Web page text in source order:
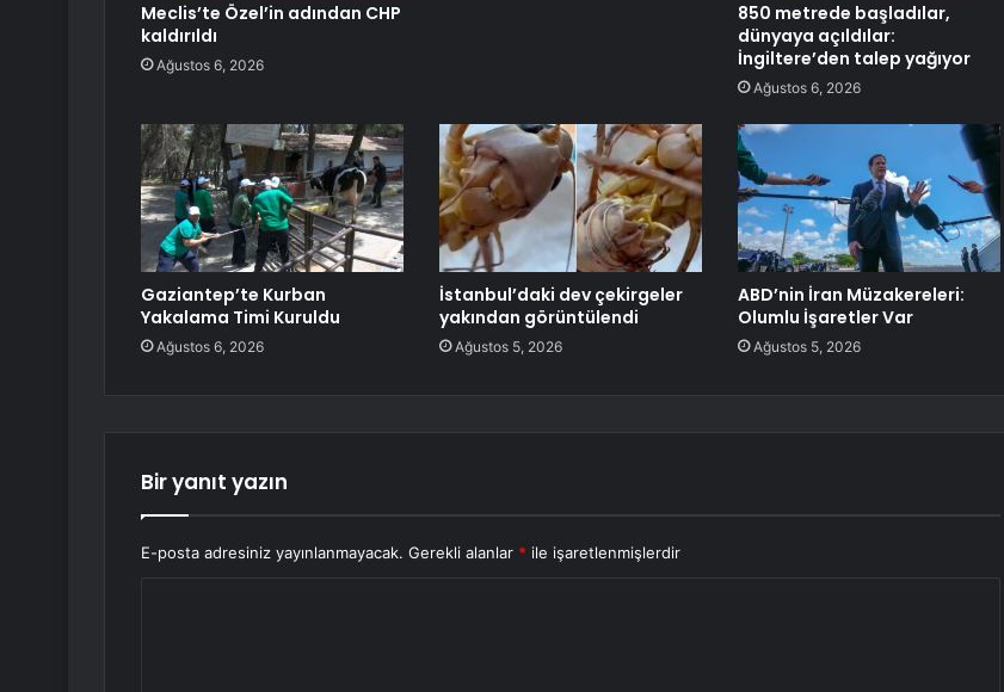
Meclis’te Özel’in adından CHP
kaldırıldı
Ağustos 6, 2026
850 metrede başladılar,
dünyaya açıldılar:
İngiltere’den talep yağıyor
Ağustos 6, 2026
Gaziantep’te Kurban
Yakalama Timi Kuruldu
Ağustos 6, 2026
İstanbul’daki dev çekirgeler
yakından görüntülendi
Ağustos 5, 2026
ABD’nin İran Müzakereleri:
Olumlu İşaretler Var
Ağustos 5, 2026
Bir yanıt yazın
E-posta adresiniz yayınlanmayacak. Gerekli alanlar * ile işaretlenmişlerdir